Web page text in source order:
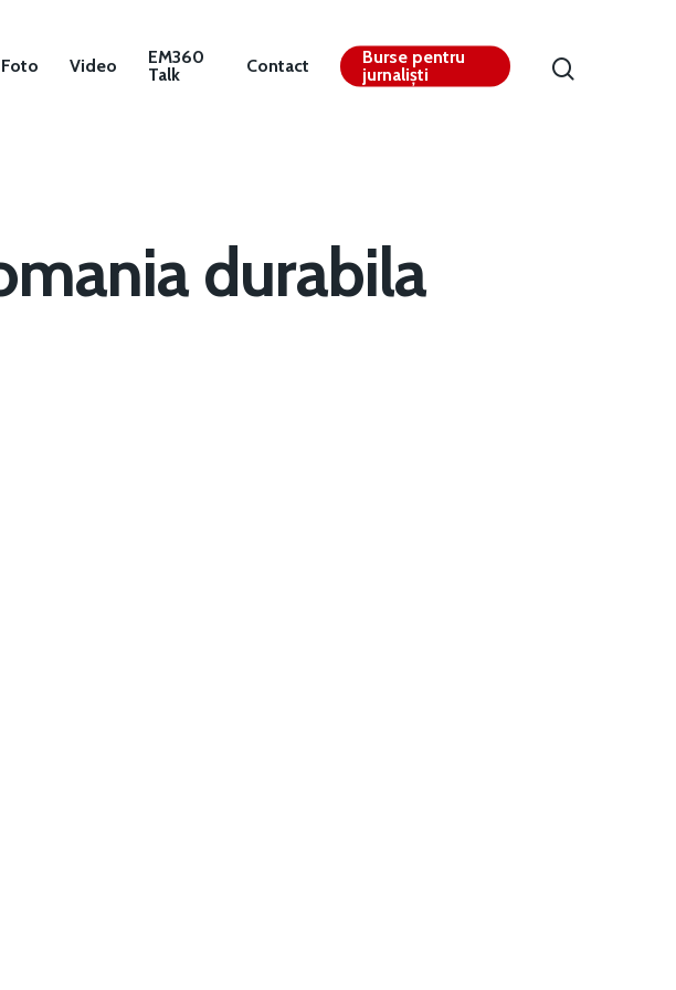
Foto Video
EM360
Talk
Contact
Burse pentru
jurnaliști
durabila